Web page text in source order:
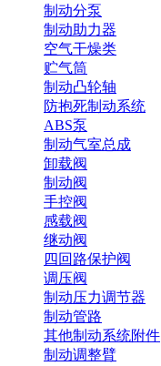
制动分泵
制动助力器
空气干燥类
贮气筒
制动凸轮轴
防抱死制动系统
ABS泵
制动气室总成
卸载阀
制动阀
手控阀
感载阀
继动阀
四回路保护阀
调压阀
制动压力调节器
制动管路
其他制动系统附件
制动调整臂